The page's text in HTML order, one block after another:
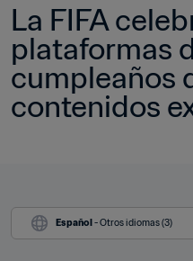
La FIFA
plataformas
cumpleaños
contenidos
Español - Otros idiomas (3)